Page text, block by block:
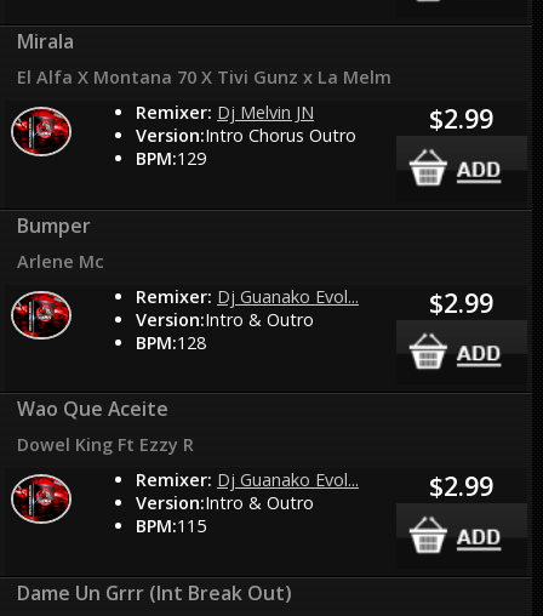
Mirala
El Alfa X Montana 70 X Tivi Gunz x La Melm
Remixer: Dj Melvin JN
Version:Intro Chorus Outro
BPM:129
$2.99
Bumper
Arlene Mc
Remixer: Dj Guanako Evol...
Version:Intro & Outro
BPM:128
$2.99
Wao Que Aceite
Dowel King Ft Ezzy R
Remixer: Dj Guanako Evol...
Version:Intro & Outro
BPM:115
$2.99
Dame Un Grrr (Int Break Out)